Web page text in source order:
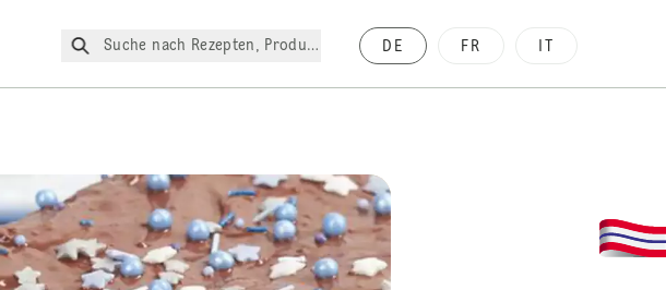
Suche nach Rezepten, Produkte, etc. DE FR